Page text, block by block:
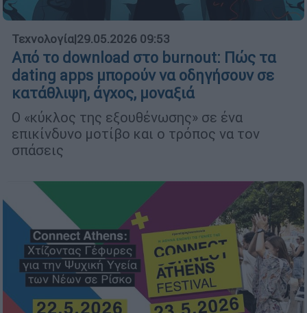
Τεχνολογία|29.05.2026 09:53
Από το download στο burnout: Πώς τα
dating apps μπορούν να οδηγήσουν σε
κατάθλιψη, άγχος, μοναξιά
Ο «κύκλος της εξουθένωσης» σε ένα
επικίνδυνο μοτίβο και ο τρόπος να τον
σπάσεις